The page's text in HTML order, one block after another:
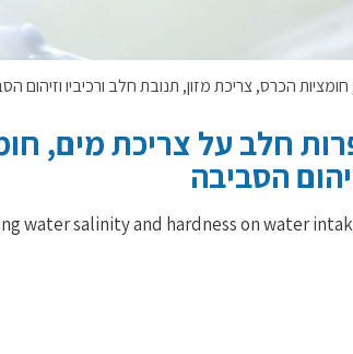
הכרס, צריכת מזון, תנובת חלב ורכיביו וזיהום
חלב על צריכת מים,
הסביבה
water salinity and hardness on water